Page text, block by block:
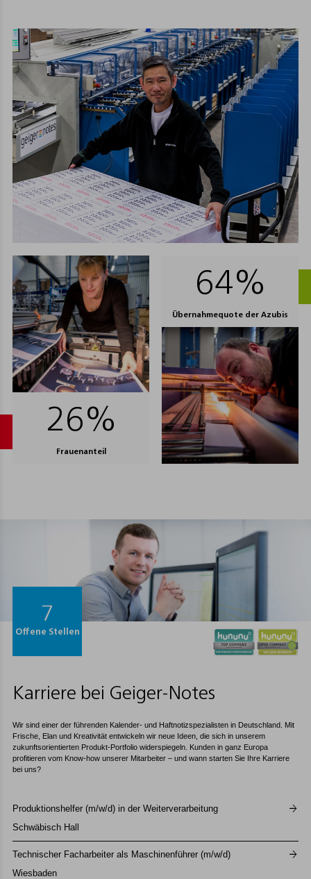
32%
Frauenanteil
78%
Übernahmequote der Azubis
7
Offene Stellen
Karriere bei Geiger-Notes
Wir sind einer der führenden Kalender- und Haftnotizspezialisten in Deutschland. Mit
Frische, Elan und Kreativität entwickeln wir neue Ideen, die sich in unserem
zukunftsorientierten Produkt-Portfolio widerspiegeln. Kunden in ganz Europa
profitieren vom Know-how unserer Mitarbeiter – und wann starten Sie Ihre Karriere
bei uns?
Produktionshelfer (m/w/d) in der Weiterverarbeitung
Schwäbisch Hall
Technischer Facharbeiter als Maschinenführer (m/w/d)
Wiesbaden